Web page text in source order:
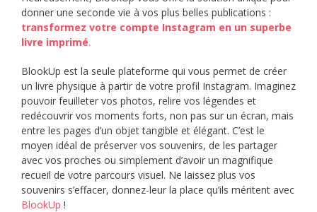
donner une seconde vie à vos plus belles publications :
transformez votre compte Instagram en un superbe
livre imprimé.
BlookUp est la seule plateforme qui vous permet de créer
un livre physique à partir de votre profil Instagram. Imaginez
pouvoir feuilleter vos photos, relire vos légendes et
redécouvrir vos moments forts, non pas sur un écran, mais
entre les pages d’un objet tangible et élégant. C’est le
moyen idéal de préserver vos souvenirs, de les partager
avec vos proches ou simplement d’avoir un magnifique
recueil de votre parcours visuel. Ne laissez plus vos
souvenirs s’effacer, donnez-leur la place qu’ils méritent avec
BlookUp !